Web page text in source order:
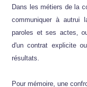
Dans les métiers de la
communiquer à autrui
paroles et ses actes,
d'un contrat explicite
résultats.
Pour mémoire, une